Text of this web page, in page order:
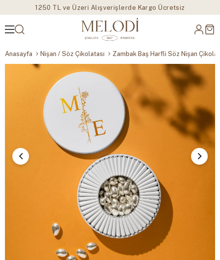
1250 TL ve Üzeri Alışverişlerde Kargo Ücretsiz
Anasayfa Nişan / Söz Çikolatası Zambak Baş Harfli Söz Nişan